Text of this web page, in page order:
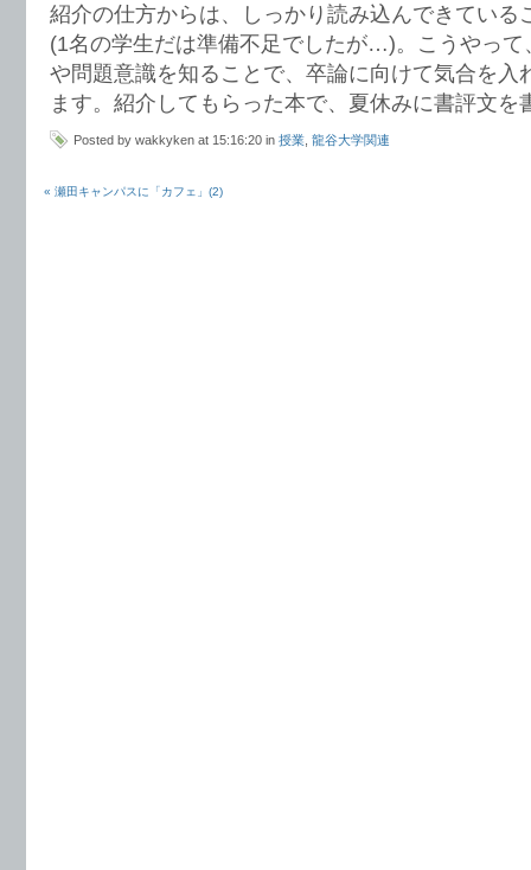
紹介の仕方からは、しっかり読み込んできている
(1名の学生だは準備不足でしたが…)。こうやって
や問題意識を知ることで、卒論に向けて気合を入
ます。紹介してもらった本で、夏休みに書評文を
Posted by wakkyken at 15:16:20 in 授業 龍谷大学関連
« 瀬田キャンパスに「カフェ」(2)